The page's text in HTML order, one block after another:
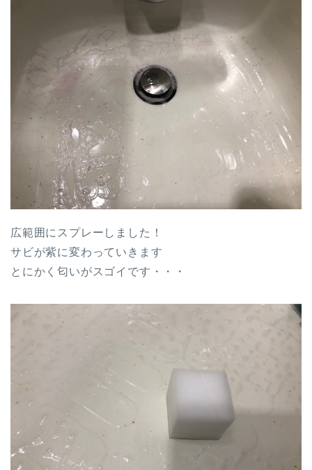
広範囲にスプレーしました！
サビが紫に変わっていきます
とにかく匂いがスゴイです・・・